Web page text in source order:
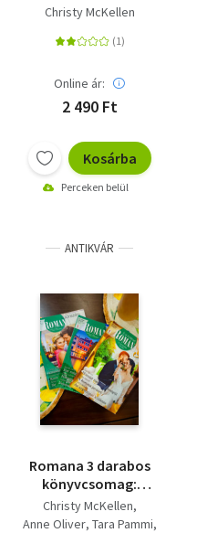
Christy McKellen
Online ár:
2 490 Ft
Kosárba
Perceken belül
ANTIKVÁR
Romana 3 darabos
könyvcsomag:
Romana különszám
92.kötet, Romana
Christy McKellen
Anne Oliver Tara Pammi